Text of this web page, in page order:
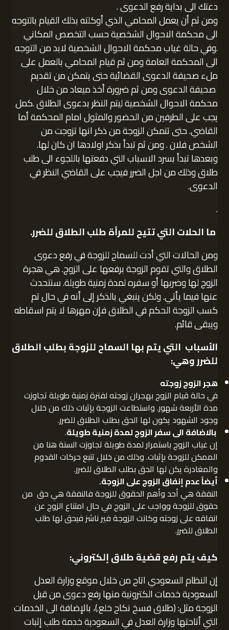
دعتك الى بداية رفع الدعوى .
ومن ثم أن يعمل المحامي الذي أوكلته بذلك القيام بالتوجه
الى محكمة الاحوال الشخصية حسب التخصص المكاني
.وفي حالة غياب محكمة الاحوال الشخصية لابد من التوجه
الى المحكمة العامة ومن ثم قيام المحامي بالعمل على
ملء صحيفة الدعوى القضائية حتى يتمكن من تقديم
صحيفة الدعوى ومن ثم ضرورة أخذ ميعاد من خلال
محكمة الاحوال الشخصية ليتم النظر بدعوى الطلاق .كمل
يجب على الطرفين من الحضور والمثول امام المحكمة أما
القاضي. حتى تتمكن الزوجة من ذكر انها تزوجت من
الشخص فلان . ومن ثم تبدأ بذكر اولادها ان كان لها.
وبعدها تبدأ بسرد الاسباب التي دفعتها باللجوء الى طلب
طلاق وذلك من اجل الضرر فيجب على القاضي النظر في
الدعوى.
.
ما الحلات التي تتيح للمرأة طلب الطلاق للضرر.
ومن الحالات التي أدت للسماح للزوجة في رفع دعوى
الطلاق والتي تقوم الزوجة برفعها على الزوج. هي هجرة
الزوج لها وضربها أو سفره لمدة زمنية طويلة. سنتحدث
عنها فيما يأتي. ولكن ينبغي بالذكر إلى أنه في حال تم
كسب الزوجة الحكم في الطلاق فإن مهرها لا يتم اسقاطه
ويبقى قائم.
الأسباب التي يتم بها السماح للزوجة بطلب الطلاق
للضرر وهي:
هجر الزوج زوجته
في حالة قيام الزوج بهجران زوجته لفترة زمنية طويلة تجاوزت
مدة الأربعة شهور. واستطاعت الزوجة بإثبات ذلك من خلال
وجود الشهود يكون لها الحق بطلب الطلاق للضرر.
بالاضافة الى سفر الزوج لمدة زمنية طويلة.
إن غياب الزوج باستمرار لمدة طويلة تجاوزت السنة هنا من
الممكن للزوجة بإثبات. وذلك من خلال تتبع حركات القدوم
والمغادرة يكن لها الحق بطلب الطلاق للضرر.
أيضاً عدم إنفاق الزوج على الزوجة.
النفقة هي أحد وأهم الحقوق للزوجة فالنفقة هي حق من
حقوق للزوجة وواجب على الزوج في حال امتناع الزوج عن
انفاقه على زوجته وكانت الزوجة فير ناشز فيحق لها طلب
الطلاق للضرر.
كيف يتم رفع قضية طلاق إلكتروني:
إن النظام السعودي اتاح من خلال موقع وزارة العدل
السعودية خدمات الكترونية منها رفع دعوى من قبل
الزوجة مثل: (طلاق فسخ نكاح خلع.)، بالإضافة الى الخدمات
التي أتاحتها وزارة العدل في السعودية خدمة طلب إثبات